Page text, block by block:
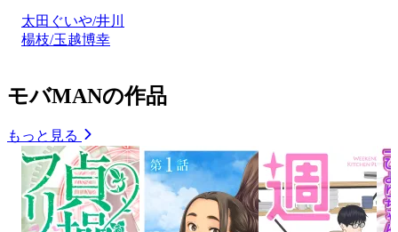
太田ぐいや/井川
楊枝/玉越博幸
モバMANの作品
もっと見る